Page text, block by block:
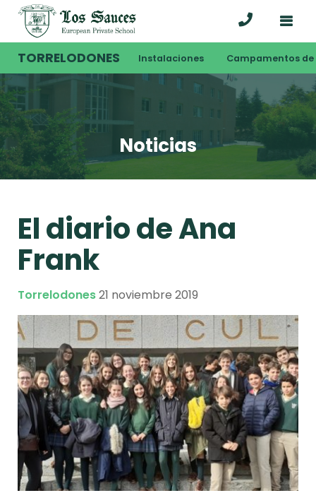
TORRELODONES Instalaciones Campamentos de
Noticias
El diario de Ana
Frank
Torrelodones21 noviembre 2019